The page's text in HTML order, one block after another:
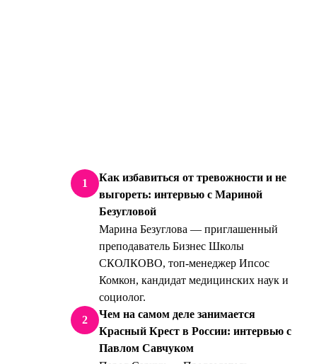
1
Как избавиться от тревожности и не
выгореть: интервью с Мариной
Безугловой
Марина Безуглова — приглашенный
преподаватель Бизнес Школы
СКОЛКОВО, топ-менеджер Ипсос
Комкон, кандидат медицинских наук и
социолог.
2
Чем на самом деле занимается
Красный Крест в России: интервью с
Павлом Савчуком